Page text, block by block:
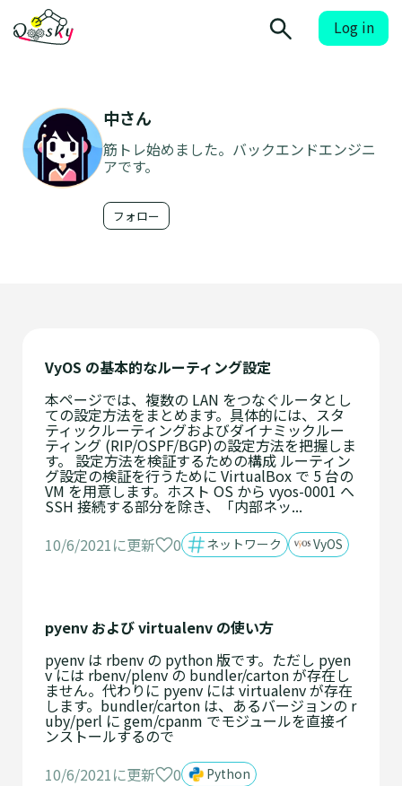
Log in
中さん
筋トレ始めました。バックエンドエンジニ
アです。
フォロー
VyOS の基本的なルーティング設定
本ページでは、複数の LAN をつなぐルータとし
ての設定方法をまとめます。具体的には、スタ
ティックルーティングおよびダイナミックルー
ティング (RIP/OSPF/BGP)の設定方法を把握しま
す。 設定方法を検証するための構成 ルーティン
グ設定の検証を行うために VirtualBox で 5 台の
VM を用意します。ホスト OS から vyos-0001 へ
SSH 接続する部分を除き、「内部ネッ...
10/6/2021に更新
0 ネットワーク VyOS
pyenv および virtualenv の使い方
pyenv は rbenv の python 版です。ただし pyen
v には rbenv/plenv の bundler/carton が存在し
ません。代わりに pyenv には virtualenv が存在
します。bundler/carton は、あるバージョンの r
uby/perl に gem/cpanm でモジュールを直接イ
ンストールするので
10/6/2021に更新
0 Python